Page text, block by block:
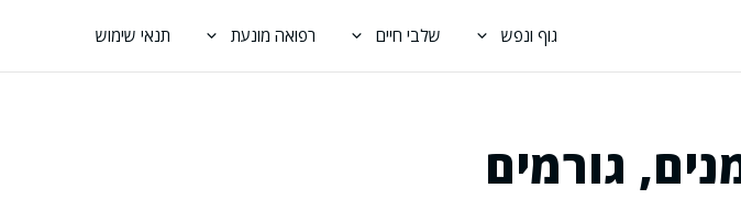
גוף ונפש שלבי חיים רפואה מונעת תנאי שימוש
גורמים